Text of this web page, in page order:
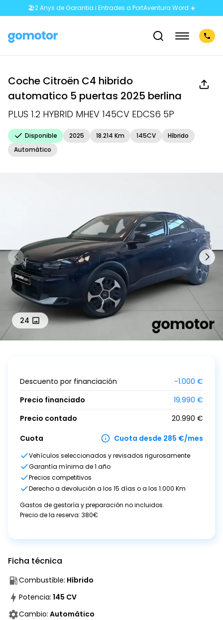
🏖️2 Anys de Garantia i Entrades a PortAventura Word ☀️
Coche Citroën C4 hibrido
automatico 5 puertas 2025 berlina
PLUS 1.2 HYBRID MHEV 145CV EDCS6 5P
Disponible 2025 18.214 Km 145CV
Híbrido
Automático
24
Descuento por financiación -1.000 €
Precio financiado
19.990 €
Precio contado
20.990 €
Cuota
Cuota desde 285 €/mes
Vehículos seleccionados y revisados rigurosamente
Garantía mínima de 1 año
Precios competitivos
Derecho a devolución a los 15 días o a los 1.000 Km
Gastos de gestoría y preparación no incluidos.
Precio de la reserva: 380€
Ficha técnica
Combustible: Híbrido
Potencia: 145 CV
Cambio: Automático